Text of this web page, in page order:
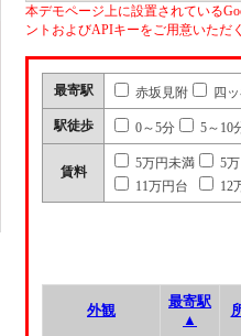
本デモページ上に設置されている
ントおよびAPIキーをご用意いただ
最寄駅 赤坂見附 四
駅徒歩 0～5分 5～10
賃料
5万円未満
5
11万円台
12
外観
最寄駅
▲